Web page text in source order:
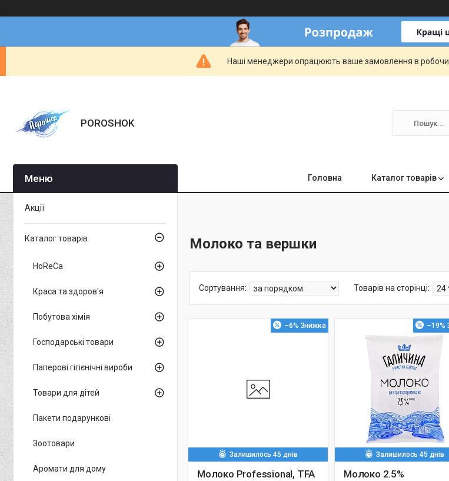
Наші менеджери опрацюють ваше замовлення в
POROSHOK
Головна Каталог товарів
Молоко та вершки
–6%
Залишилось 45 днів
Молоко Professional, TFA
–19%
Залишилось 45 днів
Молоко 2.5%
Акції
Каталог товарів
HoReCa
Краса та здоров'я
Побутова хімія
Господарські товари
Паперові гігієнічні вироби
Товари для дітей
Пакети подарункові
Зоотовари
Аромати для дому